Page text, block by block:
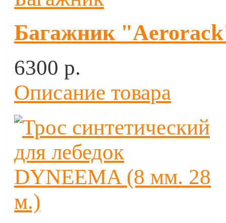
Багажник
6300 p.
Описание товара